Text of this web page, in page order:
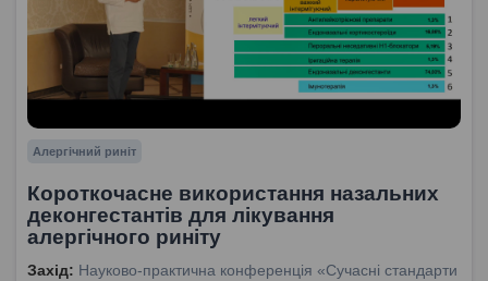
Алергічний риніт
Короткочасне використання назальних
деконгестантів для лікування
алергічного риніту
Захід: Науково-практична конференція «Сучасні стандарти